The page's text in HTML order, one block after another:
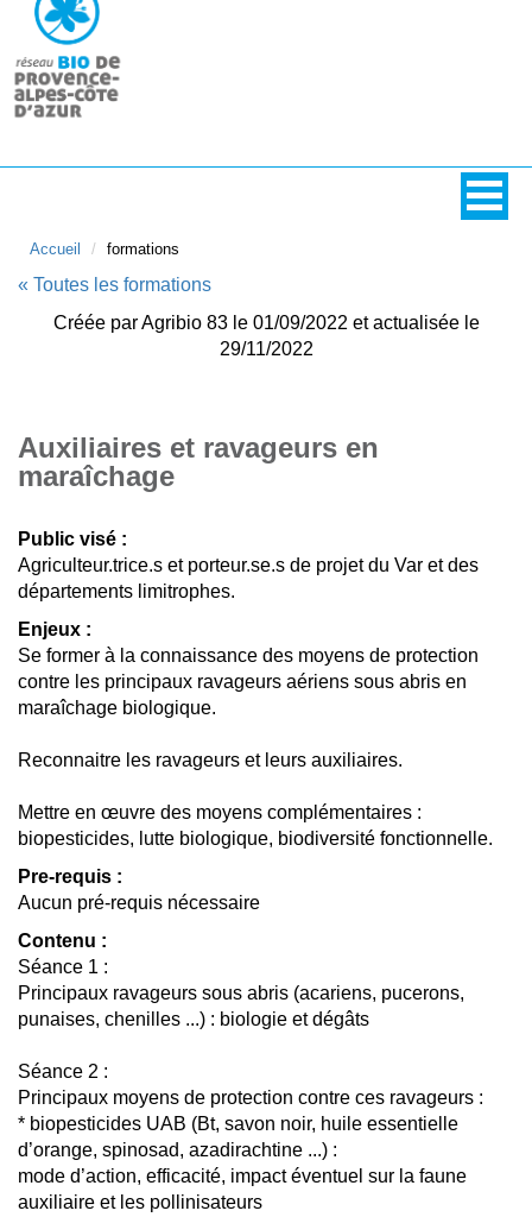
Accueil formations
« Toutes les formations
Créée par Agribio 83 le 01/09/2022 et actualisée le
29/11/2022
Auxiliaires et ravageurs en
maraîchage
Public visé :
Agriculteur.trice.s et porteur.se.s de projet du Var et des
départements limitrophes.
Enjeux :
Se former à la connaissance des moyens de protection
contre les principaux ravageurs aériens sous abris en
maraîchage biologique.
Reconnaitre les ravageurs et leurs auxiliaires.
Mettre en œuvre des moyens complémentaires :
biopesticides, lutte biologique, biodiversité fonctionnelle.
Pre-requis :
Aucun pré-requis nécessaire
Contenu :
Séance 1 :
Principaux ravageurs sous abris (acariens, pucerons,
punaises, chenilles ...) : biologie et dégâts
Séance 2 :
Principaux moyens de protection contre ces ravageurs :
* biopesticides UAB (Bt, savon noir, huile essentielle
d’orange, spinosad, azadirachtine ...) :
mode d’action, efficacité, impact éventuel sur la faune
auxiliaire et les pollinisateurs